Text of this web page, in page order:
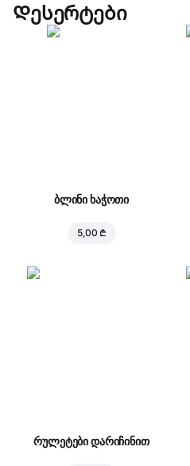
Დესერტები
ბლინი ხაჭოთი
5,00 ₾
რულეტები დარიჩინით